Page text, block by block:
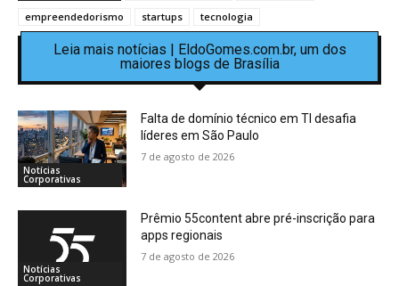
empreendedorismo
startups tecnologia
Leia mais notícias | EldoGomes.com.br, um dos
maiores blogs de Brasília
Notícias
Corporativas
Falta de domínio técnico em TI desafia
líderes em São Paulo
7 de agosto de 2026
Notícias
Corporativas
Prêmio 55content abre pré-inscrição para
apps regionais
7 de agosto de 2026